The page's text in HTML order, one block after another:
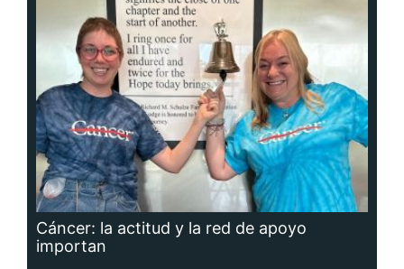
Cáncer: la actitud y la red de apoyo
importan